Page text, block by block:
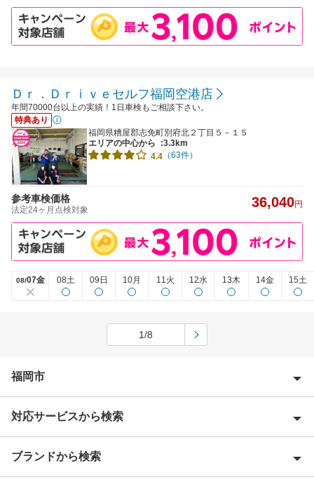
Ｄｒ．Ｄｒｉｖｅセルフ福岡空港店
年間70000台以上の実績！1日車検もご相談下さい。
特典あり
福岡県糟屋郡志免町別府北２丁目５－１５
エリアの中心から
:3.3km
4.4 （63件）
参考車検価格
法定24ヶ月点検対象 36,040円
08/07金 08土 09日 10月 11火 12水 13木 14金 15土
1/8
福岡市
福岡市早良区
福岡市中央区
対応サービスから検索
Award 受賞店
ブランドから検索